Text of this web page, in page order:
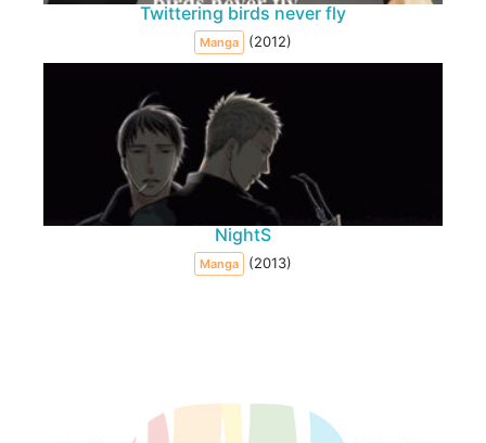
Twittering birds never fly
Manga (2012)
NightS
Manga (2013)